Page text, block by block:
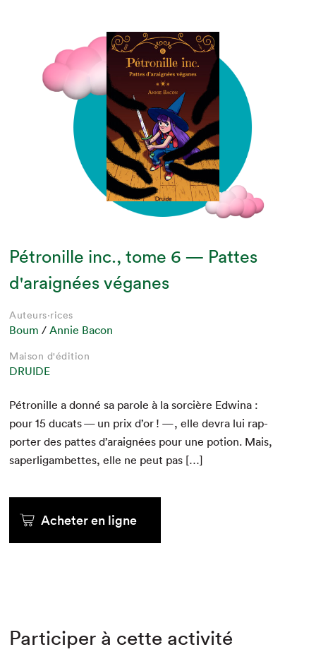
Pétronille inc., tome 6 — Pattes
d'araignées véganes
Auteurs·rices
Boum /Annie Bacon
Maison d'édition
DRUIDE
Pétron­ille a don­né sa parole à la sor­cière Edwina :
pour15 ducats — un prix d’or ! —, elle devra lui rap­
porter des pattes d’araignées pour une potion. Mais,
saperligam­bettes, elle ne peut pas […]
Acheter en ligne
Participer à cette activité